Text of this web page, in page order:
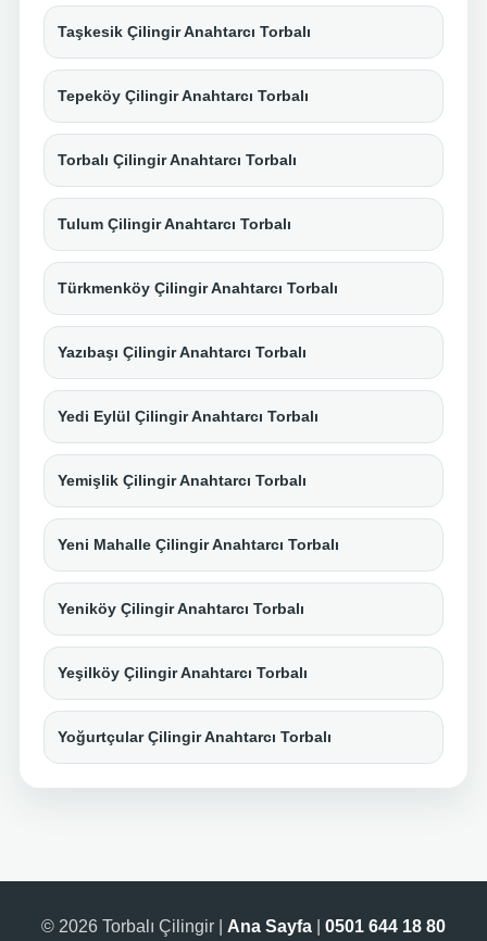
Taşkesik Çilingir Anahtarcı Torbalı
Tepeköy Çilingir Anahtarcı Torbalı
Torbalı Çilingir Anahtarcı Torbalı
Tulum Çilingir Anahtarcı Torbalı
Türkmenköy Çilingir Anahtarcı Torbalı
Yazıbaşı Çilingir Anahtarcı Torbalı
Yedi Eylül Çilingir Anahtarcı Torbalı
Yemişlik Çilingir Anahtarcı Torbalı
Yeni Mahalle Çilingir Anahtarcı Torbalı
Yeniköy Çilingir Anahtarcı Torbalı
Yeşilköy Çilingir Anahtarcı Torbalı
Yoğurtçular Çilingir Anahtarcı Torbalı
© 2026 Torbalı Çilingir | Ana Sayfa 0501 644 18 80